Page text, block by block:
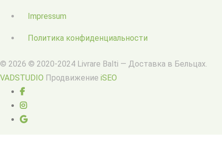
Impressum
Политика конфиденциальности
© 2026 © 2020-2024 Livrare Balti — Доставка в Бельцах.
VADSTUDIO Продвижение iSEO